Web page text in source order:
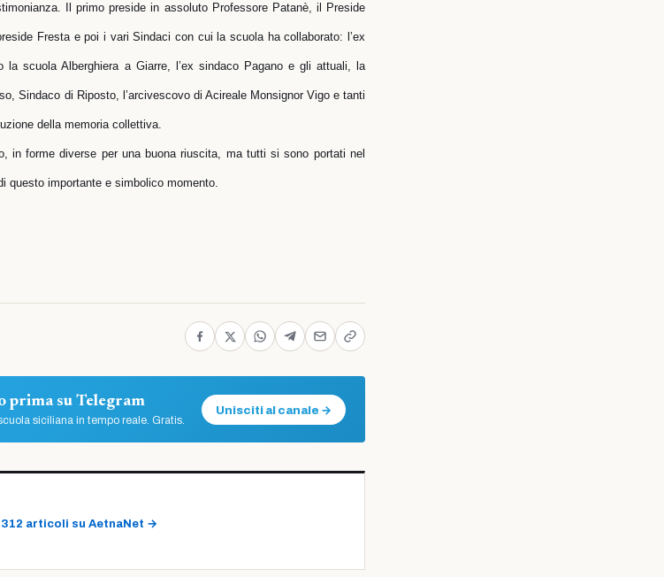
Il primo preside in assoluto Professore Patanè, il Preside
Fresta e poi i vari Sindaci con cui la scuola ha collaborato: l’ex
la scuola Alberghiera a Giarre, l’ex sindaco Pagano e gli attuali, la
Sindaco di Riposto, l’arcivescovo di Acireale Monsignor Vigo e tanti
della memoria collettiva.
in forme diverse per una buona riuscita, ma tutti si sono portati nel
questo importante e simbolico momento.
prima su Telegram
siciliana in tempo reale. Gratis.
Unisciti al canale →
articoli su AetnaNet →